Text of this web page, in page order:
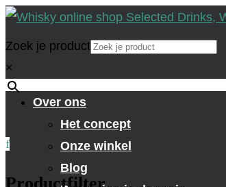
Zoek je product
×
Over ons
Het concept
Onze winkel
Blog
f